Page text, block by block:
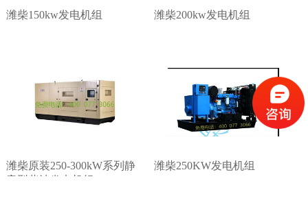
潍柴150kw发电机组 潍柴200kw发电机组
潍柴原装250-300kW系列静
音型柴油发电机组
潍柴250KW发电机组